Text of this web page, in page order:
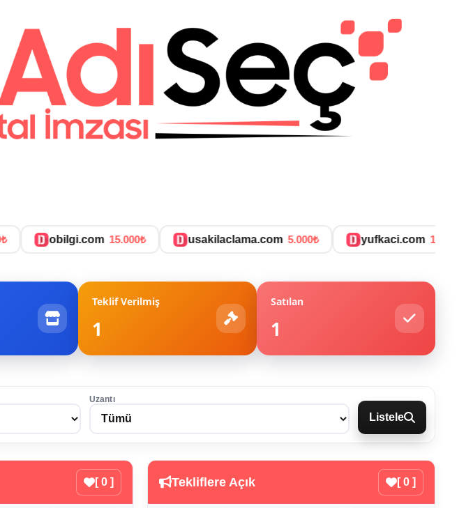
obilgi.com 15.000₺ usakilaclama.com 5.000₺ yufkaci.com 15.000₺
Teklif Verilmiş
1
Satılan
1
Uzantı
Listele
[ 0 ] Tekliflere Açık [ 0 ]